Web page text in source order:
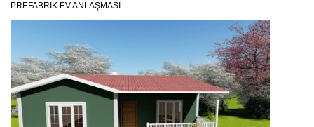
PREFABRIK EV ANLAŞMASI